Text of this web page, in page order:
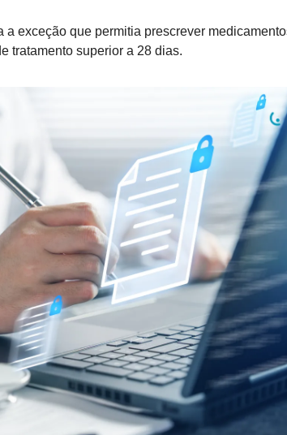
exceção que permitia prescrever
tratamento superior a 28 dias.